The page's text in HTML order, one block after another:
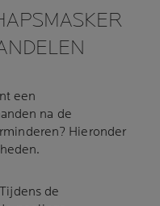
een
na de
Hieronder
Tijdens de